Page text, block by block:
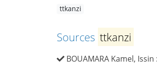
ttkanzi
Sources ttkanzi
BOUAMARA Kamel,